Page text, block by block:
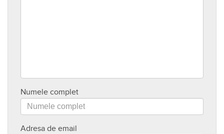
Numele complet
Adresa de email